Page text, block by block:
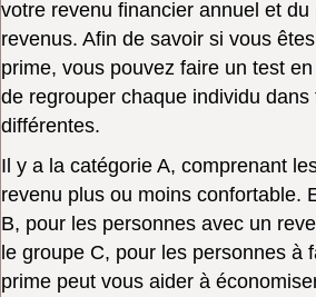
votre revenu financier annuel et
revenus. Afin de savoir si vous
prime, vous pouvez faire un test
de regrouper chaque individu
différentes.
Il y a la catégorie A, comprenant
revenu plus ou moins confortable.
B, pour les personnes avec un
le groupe C, pour les personnes à
prime peut vous aider à